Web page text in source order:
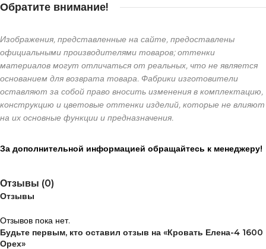
Обратите внимание!
Изображения, представленные на сайте, предоставлены
официальными производителями товаров; оттенки
материалов могут отличаться от реальных, что не является
основанием для возврата товара. Фабрики изготовители
оставляют за собой право вносить изменения в комплектацию,
конструкцию и цветовые оттенки изделий, которые не влияют
на их основные функции и предназначения.
За дополнительной информацией обращайтесь к менеджеру!
Отзывы (0)
Отзывы
Отзывов пока нет.
Будьте первым, кто оставил отзыв на «Кровать Елена-4 1600
Орех»